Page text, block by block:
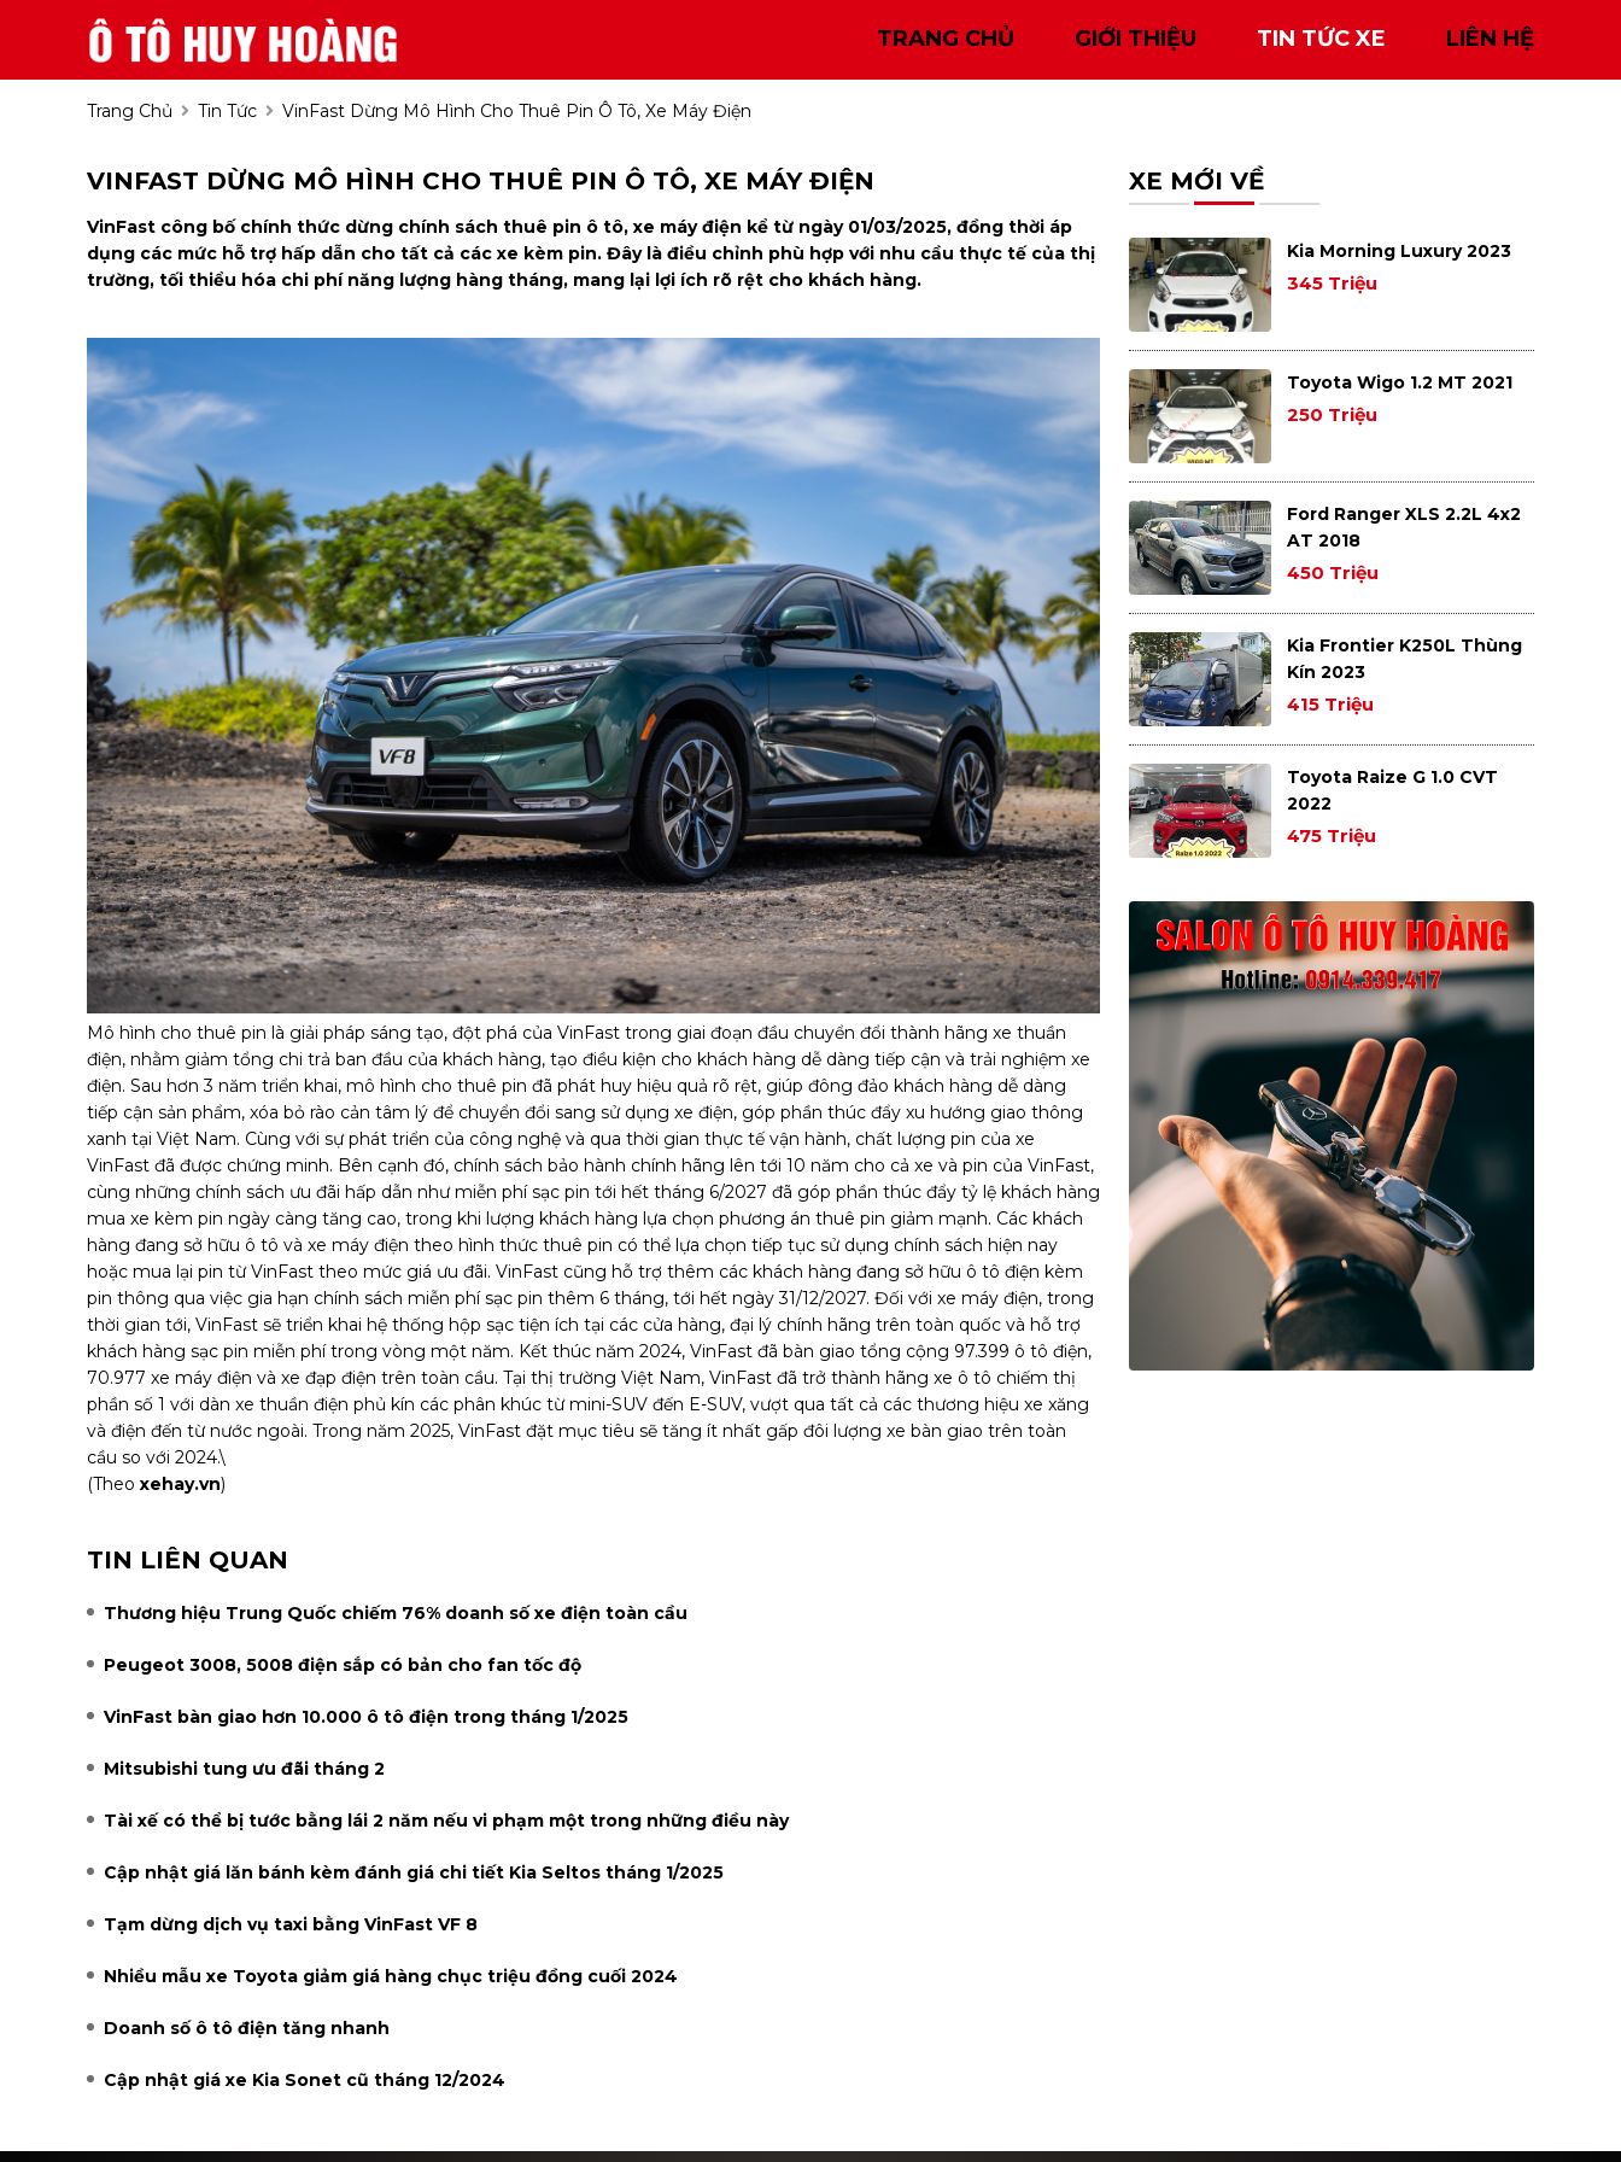
TRANG CHỦ GIỚI THIỆU TIN TỨC XE LIÊN HỆ
Trang Chủ Tin Tức VinFast Dừng Mô Hình Cho Thuê Pin Ô Tô, Xe Máy Điện
VINFAST DỪNG MÔ HÌNH CHO THUÊ PIN Ô TÔ, XE MÁY ĐIỆN
VinFast công bố chính thức dừng chính sách thuê pin ô tô, xe máy điện kể từ ngày 01/03/2025, đồng thời áp
dụng các mức hỗ trợ hấp dẫn cho tất cả các xe kèm pin. Đây là điều chỉnh phù hợp với nhu cầu thực tế của thị
trường, tối thiểu hóa chi phí năng lượng hàng tháng, mang lại lợi ích rõ rệt cho khách hàng.
Mô hình cho thuê pin là giải pháp sáng tạo, đột phá của VinFast trong giai đoạn đầu chuyển đổi thành hãng xe thuần
điện, nhằm giảm tổng chi trả ban đầu của khách hàng, tạo điều kiện cho khách hàng dễ dàng tiếp cận và trải nghiệm xe
điện. Sau hơn 3 năm triển khai, mô hình cho thuê pin đã phát huy hiệu quả rõ rệt, giúp đông đảo khách hàng dễ dàng
tiếp cận sản phẩm, xóa bỏ rào cản tâm lý để chuyển đổi sang sử dụng xe điện, góp phần thúc đẩy xu hướng giao thông
xanh tại Việt Nam. Cùng với sự phát triển của công nghệ và qua thời gian thực tế vận hành, chất lượng pin của xe
VinFast đã được chứng minh. Bên cạnh đó, chính sách bảo hành chính hãng lên tới 10 năm cho cả xe và pin của VinFast,
cùng những chính sách ưu đãi hấp dẫn như miễn phí sạc pin tới hết tháng 6/2027 đã góp phần thúc đẩy tỷ lệ khách hàng
mua xe kèm pin ngày càng tăng cao, trong khi lượng khách hàng lựa chọn phương án thuê pin giảm mạnh. Các khách
hàng đang sở hữu ô tô và xe máy điện theo hình thức thuê pin có thể lựa chọn tiếp tục sử dụng chính sách hiện nay
hoặc mua lại pin từ VinFast theo mức giá ưu đãi. VinFast cũng hỗ trợ thêm các khách hàng đang sở hữu ô tô điện kèm
pin thông qua việc gia hạn chính sách miễn phí sạc pin thêm 6 tháng, tới hết ngày 31/12/2027. Đối với xe máy điện, trong
thời gian tới, VinFast sẽ triển khai hệ thống hộp sạc tiện ích tại các cửa hàng, đại lý chính hãng trên toàn quốc và hỗ trợ
khách hàng sạc pin miễn phí trong vòng một năm. Kết thúc năm 2024, VinFast đã bàn giao tổng cộng 97.399 ô tô điện,
70.977 xe máy điện và xe đạp điện trên toàn cầu. Tại thị trường Việt Nam, VinFast đã trở thành hãng xe ô tô chiếm thị
phần số 1 với dàn xe thuần điện phủ kín các phân khúc từ mini-SUV đến E-SUV, vượt qua tất cả các thương hiệu xe xăng
và điện đến từ nước ngoài. Trong năm 2025, VinFast đặt mục tiêu sẽ tăng ít nhất gấp đôi lượng xe bàn giao trên toàn
cầu so với 2024.\
(Theo xehay.vn)
TIN LIÊN QUAN
Thương hiệu Trung Quốc chiếm 76% doanh số xe điện toàn cầu
Peugeot 3008, 5008 điện sắp có bản cho fan tốc độ
VinFast bàn giao hơn 10.000 ô tô điện trong tháng 1/2025
Mitsubishi tung ưu đãi tháng 2
Tài xế có thể bị tước bằng lái 2 năm nếu vi phạm một trong những điều này
Cập nhật giá lăn bánh kèm đánh giá chi tiết Kia Seltos tháng 1/2025
Tạm dừng dịch vụ taxi bằng VinFast VF 8
Nhiều mẫu xe Toyota giảm giá hàng chục triệu đồng cuối 2024
Doanh số ô tô điện tăng nhanh
Cập nhật giá xe Kia Sonet cũ tháng 12/2024
XE MỚI VỀ
Kia Morning Luxury 2023
345 Triệu
Toyota Wigo 1.2 MT 2021
250 Triệu
Ford Ranger XLS 2.2L 4x2
AT 2018
450 Triệu
Kia Frontier K250L Thùng
Kín 2023
415 Triệu
Toyota Raize G 1.0 CVT
2022
475 Triệu